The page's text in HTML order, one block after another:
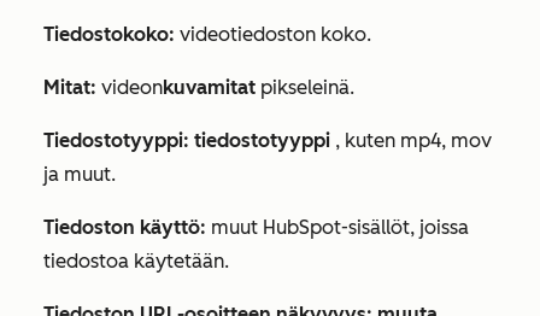
Tiedostokoko: videotiedoston koko.
Mitat: videonkuvamitat pikseleinä.
Tiedostotyyppi: tiedostotyyppi , kuten mp4, mov
ja muut.
Tiedoston käyttö: muut HubSpot-sisällöt, joissa
tiedostoa käytetään.